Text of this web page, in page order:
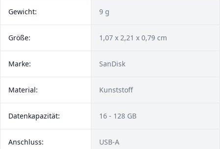
Gewicht: 9 g
Größe: 1,07 x 2,21 x 0,79 cm
Marke: ‎SanDisk
Material: Kunststoff
Datenkapazität: 16 - 128 GB
Anschluss: USB-A